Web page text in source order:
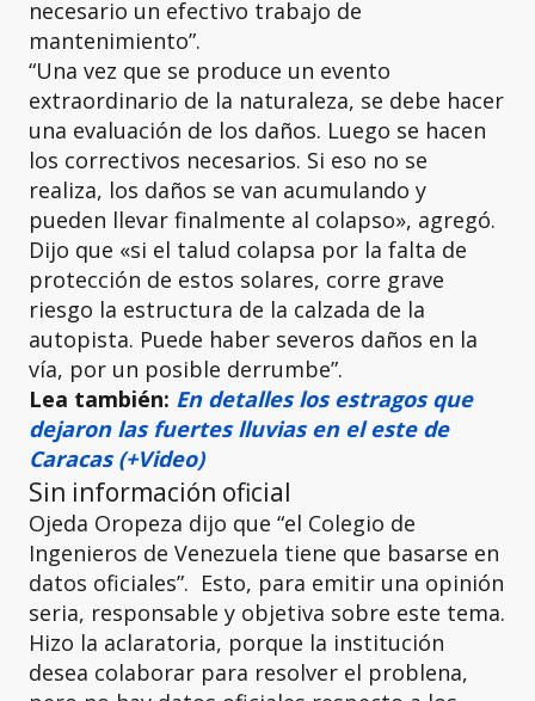
necesario un efectivo trabajo de
mantenimiento”.
“Una vez que se produce un evento
extraordinario de la naturaleza, se debe hacer
una evaluación de los daños. Luego se hacen
los correctivos necesarios. Si eso no se
realiza, los daños se van acumulando y
pueden llevar finalmente al colapso», agregó.
Dijo que «si el talud colapsa por la falta de
protección de estos solares, corre grave
riesgo la estructura de la calzada de la
autopista. Puede haber severos daños en la
vía, por un posible derrumbe”.
Lea también: En detalles los estragos que
dejaron las fuertes lluvias en el este de
Caracas (+Video)
Sin información oficial
Ojeda Oropeza dijo que “el Colegio de
Ingenieros de Venezuela tiene que basarse en
datos oficiales”. Esto, para emitir una opinión
seria, responsable y objetiva sobre este tema.
Hizo la aclaratoria, porque la institución
desea colaborar para resolver el problena,